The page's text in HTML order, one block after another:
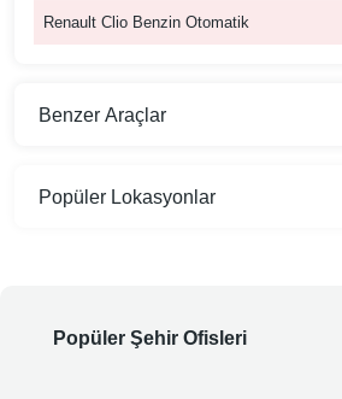
Renault Clio Benzin Otomatik
Benzer Araçlar
Popüler Lokasyonlar
Popüler Şehir Ofisleri